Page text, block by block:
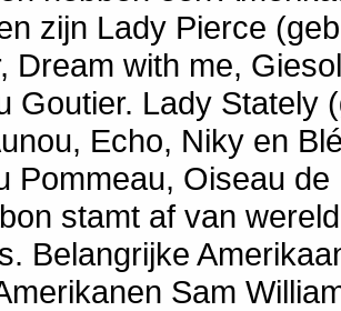
zijn Lady Pierce
Dream with me,
Goutier. Lady Stately
Echo, Niky en
Pommeau, Oiseau
stamt af van
Belangrijke
Sam